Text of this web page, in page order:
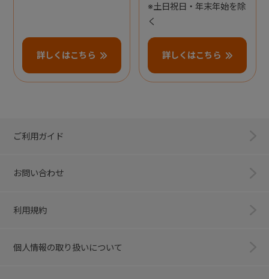
詳しくはこちら
※土日祝日・年末年始を除
く
詳しくはこちら
ご利用ガイド
お問い合わせ
利用規約
個人情報の取り扱いについて